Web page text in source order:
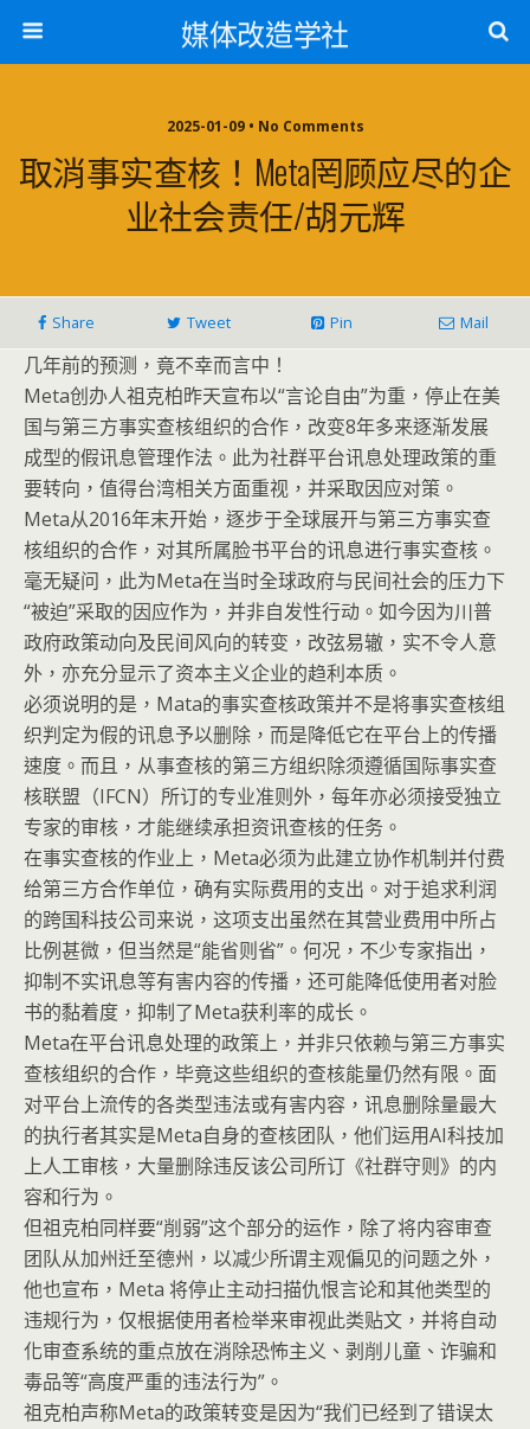
媒体改造学社
2025-01-09 • No Comments
取消事实查核！meta罔顾应尽的企
业社会责任/胡元辉
Share Tweet Pin Mail
几年前的预测，竟不幸而言中！
Meta创办人祖克柏昨天宣布以“言论自由”为重，停止在美
国与第三方事实查核组织的合作，改变8年多来逐渐发展
成型的假讯息管理作法。此为社群平台讯息处理政策的重
要转向，值得台湾相关方面重视，并采取因应对策。
Meta从2016年末开始，逐步于全球展开与第三方事实查
核组织的合作，对其所属脸书平台的讯息进行事实查核。
毫无疑问，此为Meta在当时全球政府与民间社会的压力下
“被迫”采取的因应作为，并非自发性行动。如今因为川普
政府政策动向及民间风向的转变，改弦易辙，实不令人意
外，亦充分显示了资本主义企业的趋利本质。
必须说明的是，Mata的事实查核政策并不是将事实查核组
织判定为假的讯息予以删除，而是降低它在平台上的传播
速度。而且，从事查核的第三方组织除须遵循国际事实查
核联盟（IFCN）所订的专业准则外，每年亦必须接受独立
专家的审核，才能继续承担资讯查核的任务。
在事实查核的作业上，Meta必须为此建立协作机制并付费
给第三方合作单位，确有实际费用的支出。对于追求利润
的跨国科技公司来说，这项支出虽然在其营业费用中所占
比例甚微，但当然是“能省则省”。何况，不少专家指出，
抑制不实讯息等有害内容的传播，还可能降低使用者对脸
书的黏着度，抑制了Meta获利率的成长。
Meta在平台讯息处理的政策上，并非只依赖与第三方事实
查核组织的合作，毕竟这些组织的查核能量仍然有限。面
对平台上流传的各类型违法或有害内容，讯息删除量最大
的执行者其实是Meta自身的查核团队，他们运用AI科技加
上人工审核，大量删除违反该公司所订《社群守则》的内
容和行为。
但祖克柏同样要“削弱”这个部分的运作，除了将内容审查
团队从加州迁至德州，以减少所谓主观偏见的问题之外，
他也宣布，Meta 将停止主动扫描仇恨言论和其他类型的
违规行为，仅根据使用者检举来审视此类贴文，并将自动
化审查系统的重点放在消除恐怖主义、剥削儿童、诈骗和
毒品等“高度严重的违法行为”。
祖克柏声称Meta的政策转变是因为“我们已经到了错误太